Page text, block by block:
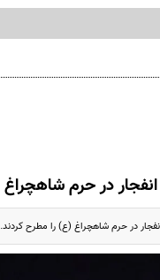
در حرم شاهچراغ
در حرم شاهچراغ (ع) را مطرح کردند.